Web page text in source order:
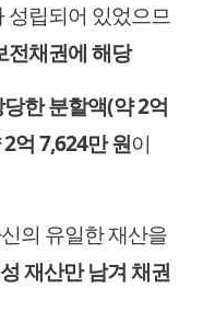
성립되어 있었으므
전채권에 해당
한 분할액(약 2억
억 7,624만 원이
의 유일한 재산을
재산만 남겨 채권